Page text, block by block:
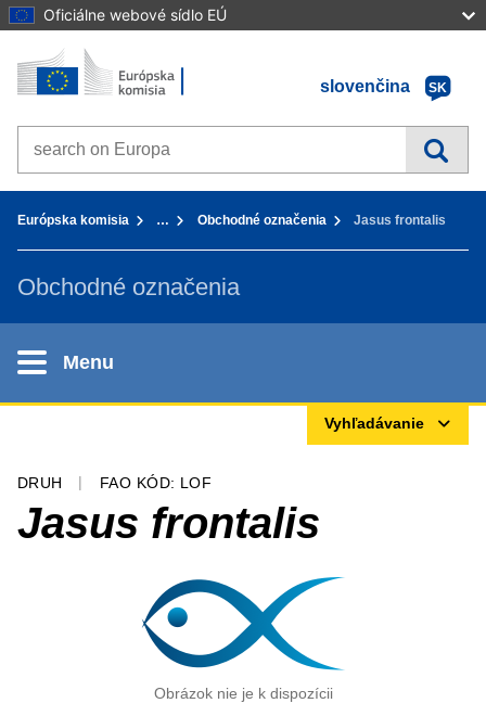
Oficiálne webové sídlo EÚ
Prejsť na obsah
Úvod - Európska komisia
slovenčina
SK
Search on Europa websites
Európska komisia … Obchodné označenia Jasus frontalis
Obchodné označenia
Menu
Vyhľadávanie
DRUH FAO KÓD: LOF
Jasus frontalis
Obrázok nie je k dispozícii